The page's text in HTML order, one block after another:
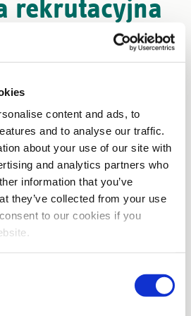
content and ads, to
and to analyse our traffic.
about your use of our site with
and analytics partners who
information that you’ve
they’ve collected from your use
to our cookies if you
rekrutacyjna
aś) odpowiednia
ofertę pracy, która Ci
super! Na tej stronie
korzystając z